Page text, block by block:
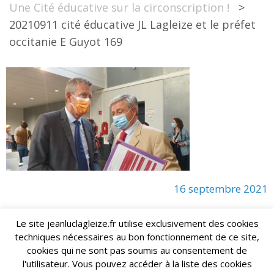
Une Cité éducative sur la circonscription !
>
20210911 cité éducative JL Lagleize et le préfet
occitanie E Guyot 169
16 septembre 2021
Jean-Luc LAGLEIZE - e-mail : lagleize2024@gmail.com
Mentions Légales- Copyright © 2024. Tous droits réservés.
Le site jeanluclagleize.fr utilise exclusivement des cookies
techniques nécessaires au bon fonctionnement de ce site,
cookies qui ne sont pas soumis au consentement de
l'utilisateur. Vous pouvez accéder à la liste des cookies